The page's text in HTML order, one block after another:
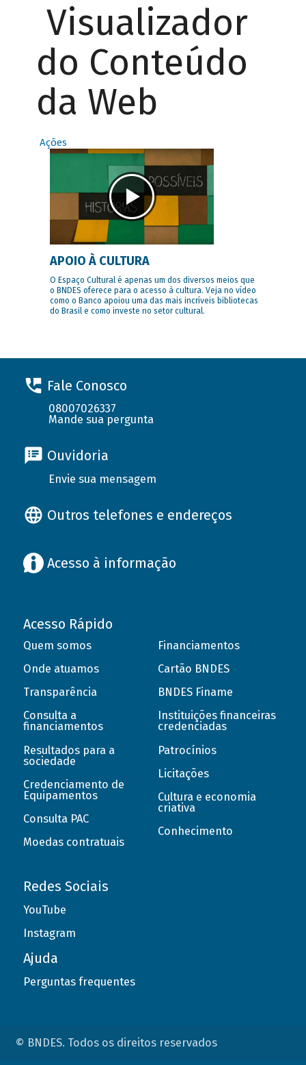
Visualizador
do Conteúdo
da Web
Ações
APOIO À CULTURA
O Espaço Cultural é apenas um dos diversos meios que
o BNDES oferece para o acesso à cultura. Veja no vídeo
como o Banco apoiou uma das mais incríveis bibliotecas
do Brasil e como investe no setor cultural.
Fale Conosco
08007026337
Mande sua pergunta
Ouvidoria
Envie sua mensagem
Outros telefones e endereços
Acesso à informação
Acesso Rápido
Quem somos
Onde atuamos
Transparência
Consulta a
financiamentos
Resultados para a
sociedade
Credenciamento de
Equipamentos
Consulta PAC
Moedas contratuais
Financiamentos
Cartão BNDES
BNDES Finame
Instituições financeiras
credenciadas
Patrocínios
Licitações
Cultura e economia
criativa
Conhecimento
Redes Sociais
YouTube
Instagram
Ajuda
Perguntas frequentes
© BNDES. Todos os direitos reservados